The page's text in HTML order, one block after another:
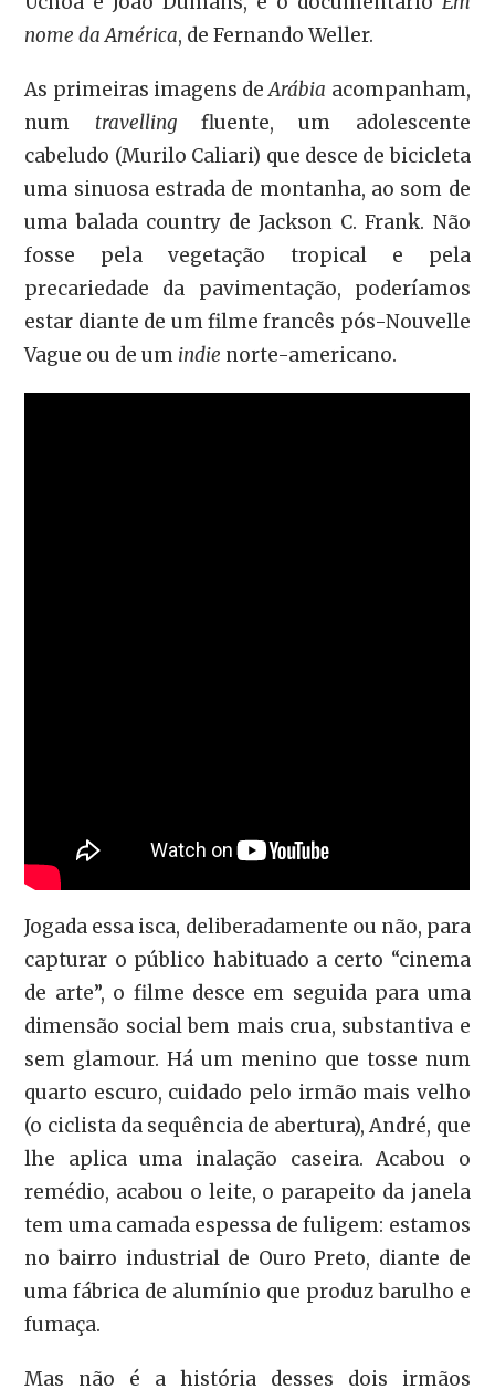
nome da América, de Fernando Weller.
As primeiras imagens deArábia acompanham,
num travellingfluente, um adolescente
cabeludo (Murilo Caliari) que desce de bicicleta
uma sinuosa estrada de montanha, ao som de
uma balada country de Jackson C. Frank. Não
fosse pela vegetação tropical e pela
precariedade da pavimentação, poderíamos
estar diante de um filme francês pós-Nouvelle
Vague ou de um indie norte-americano.
Jogada essa isca, deliberadamente ou não, para
capturar o público habituado a certo “cinema
de arte”, o filme desce em seguida para uma
dimensão social bem mais crua, substantiva e
sem glamour. Há um menino que tosse num
quarto escuro, cuidado pelo irmão mais velho
(o ciclista da sequência de abertura), André, que
lhe aplica uma inalação caseira. Acabou o
remédio, acabou o leite, o parapeito da janela
tem uma camada espessa de fuligem: estamos
no bairro industrial de Ouro Preto, diante de
uma fábrica de alumínio que produz barulho e
fumaça.
Mas não é a história desses dois irmãos